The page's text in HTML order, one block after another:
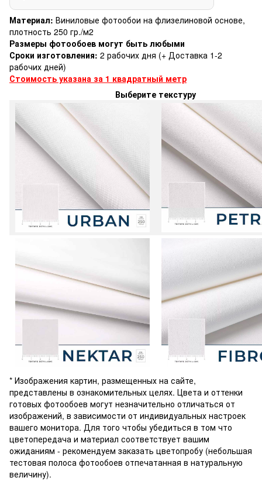
Материал: Виниловые фотообои на флизелиновой основе,
плотность 250 гр./м2
Размеры фотообоев могут быть любыми
Сроки изготовления: 2 рабочих дня (+ Доставка 1-2
рабочих дней)
Стоимость указана за 1 квадратный метр
Выберите текстуру
* Изображения картин, размещенных на сайте,
представлены в ознакомительных целях. Цвета и оттенки
готовых фотообоев могут незначительно отличаться от
изображений, в зависимости от индивидуальных настроек
вашего монитора. Для того чтобы убедиться в том что
цветопередача и материал соответствует вашим
ожиданиям - рекомендуем заказать цветопробу (небольшая
тестовая полоса фотообоев отпечатанная в натуральную
величину).